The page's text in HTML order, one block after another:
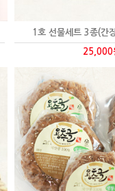
1호 선물세트 3종(간
25,000